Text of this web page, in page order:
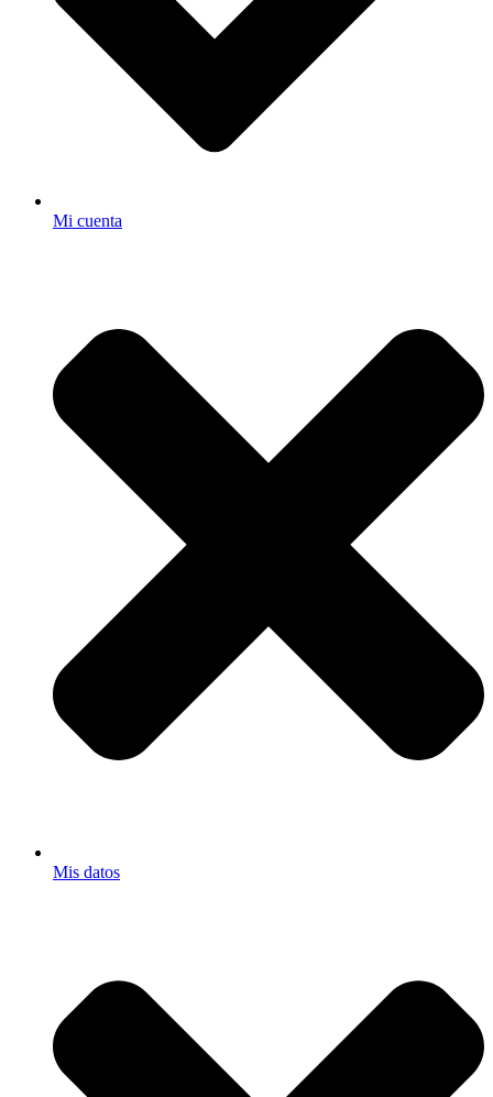
Mi cuenta
Mis datos